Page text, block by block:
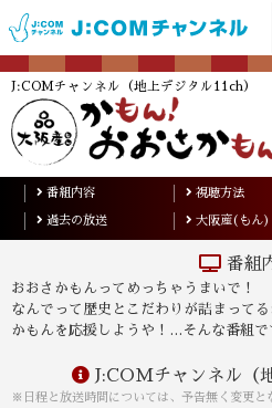
J:COMチャンネル（地上デジタル11ch）
番組内容 視聴方法
過去の放送 大阪産(もん)
番組
おおさかもんってめっちゃうまいで！
なんでって歴史とこだわりが詰まって
かもんを応援しようや！…そんな番組
J:COMチャンネル（
※日程と放送時間については、予告無く変更と